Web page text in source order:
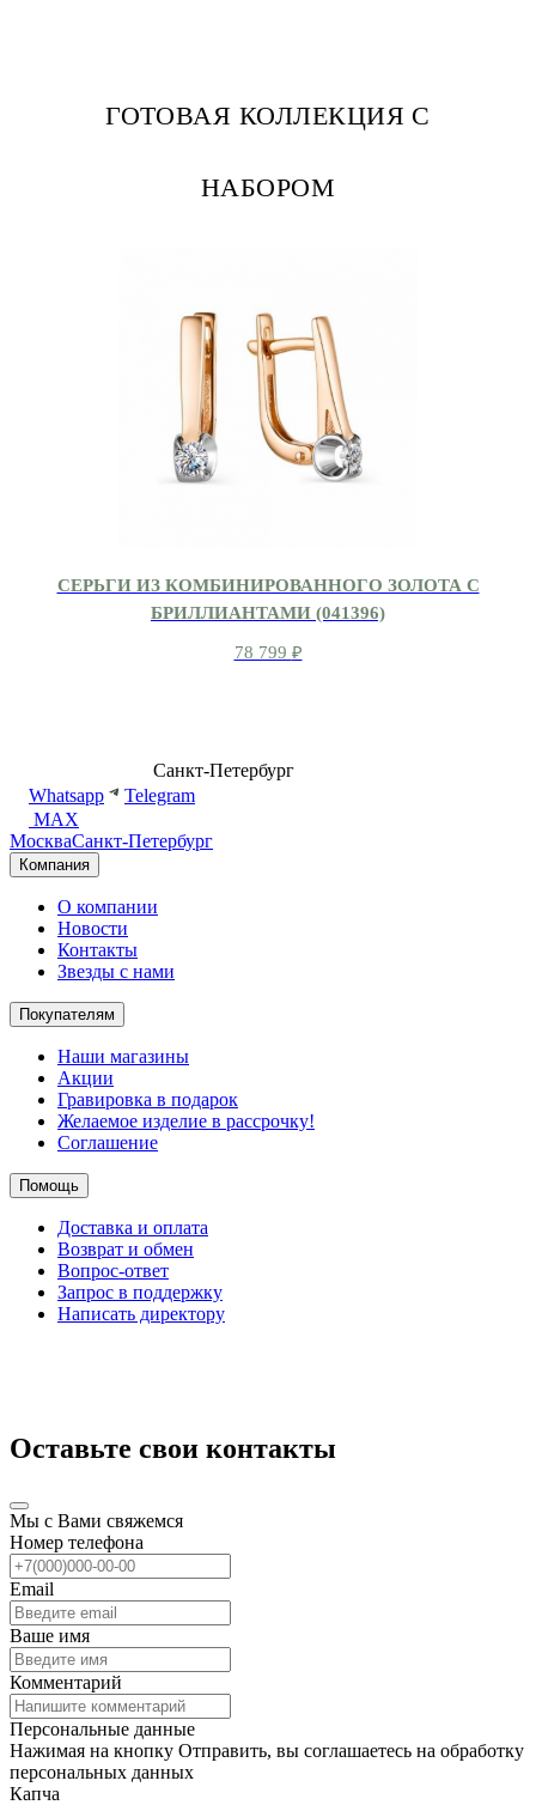
ГОТОВАЯ КОЛЛЕКЦИЯ С
НАБОРОМ
СЕРЬГИ ИЗ КОМБИНИРОВАННОГО ЗОЛОТА С
БРИЛЛИАНТАМИ (041396)
78 799 ₽
Санкт-Петербург
Whatsapp
Telegram
MAX
МоскваСанкт-Петербург
Компания
О компании
Новости
Контакты
Звезды с нами
Покупателям
Наши магазины
Акции
Гравировка в подарок
Желаемое изделие в рассрочку!
Соглашение
Помощь
Доставка и оплата
Возврат и обмен
Вопрос-ответ
Запрос в поддержку
Написать директору
Оставьте свои контакты
Мы с Вами свяжемся
Номер телефона
Email
Ваше имя
Комментарий
Персональные данные
Нажимая на кнопку Отправить, вы соглашаетесь на обработку
персональных данных
Капча